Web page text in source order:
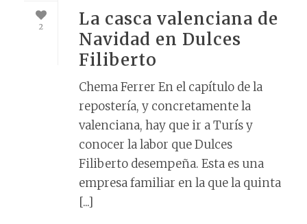
2
La casca valenciana de
Navidad en Dulces
Filiberto
Chema Ferrer En el capítulo de la
repostería, y concretamente la
valenciana, hay que ir a Turís y
conocer la labor que Dulces
Filiberto desempeña. Esta es una
empresa familiar en la que la quinta
[...]